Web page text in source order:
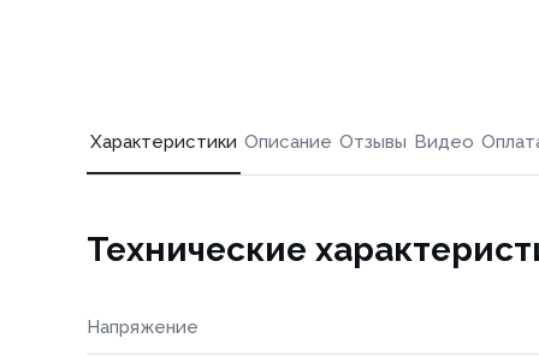
Характеристики Описание Отзывы Видео
Технические
Напряжение